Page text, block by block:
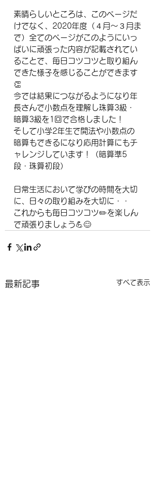
素晴らしいところは、このページだ
けでなく、2020年度（４月〜３月ま
で）全てのページがこのようにいっ
ぱいに頑張った内容が記載されてい
ることで、毎日コツコツと取り組ん
できた様子を感じることができます
👏
今では結果につながるようになり年
長さんで小数点を理解し珠算3級・
暗算3級を1回で合格しました！
そして小学2年生で開法や小数点の
暗算もできるになり応用計算にもチ
ャレンジしています！（暗算準5
段・珠算初段）
日常生活において学びの時間を大切
に、日々の取り組みを大切に・・
これからも毎日コツコツ✏️を楽しん
で頑張りましょう💪😊
最新記事 すべて表示